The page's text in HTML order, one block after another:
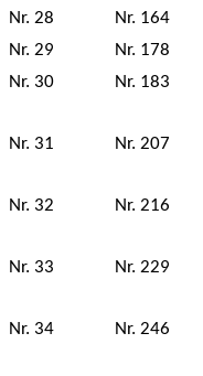
Nr. 28
Nr. 164
Nr. 29
Nr. 178
Nr. 30 Nr. 183
Nr. 31 Nr. 207
Nr. 32 Nr. 216
Nr. 33 Nr. 229
Nr. 34 Nr. 246